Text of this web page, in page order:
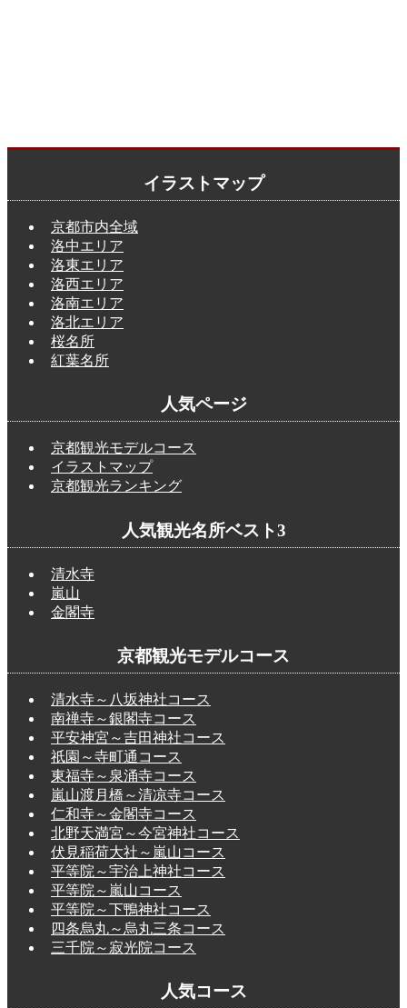
イラストマップ
京都市内全域
洛中エリア
洛東エリア
洛西エリア
洛南エリア
洛北エリア
桜名所
紅葉名所
人気ページ
京都観光モデルコース
イラストマップ
京都観光ランキング
人気観光名所ベスト3
清水寺
嵐山
金閣寺
京都観光モデルコース
清水寺～八坂神社コース
南禅寺～銀閣寺コース
平安神宮～吉田神社コース
祇園～寺町通コース
東福寺～泉涌寺コース
嵐山渡月橋～清凉寺コース
仁和寺～金閣寺コース
北野天満宮～今宮神社コース
伏見稲荷大社～嵐山コース
平等院～宇治上神社コース
平等院～嵐山コース
平等院～下鴨神社コース
四条烏丸～烏丸三条コース
三千院～寂光院コース
人気コース